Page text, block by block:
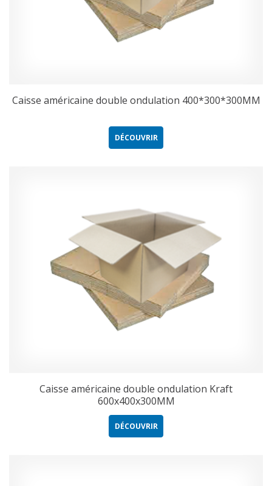
Caisse américaine double ondulation 400*300*300MM
DÉCOUVRIR
Caisse américaine double ondulation Kraft
600x400x300MM
DÉCOUVRIR